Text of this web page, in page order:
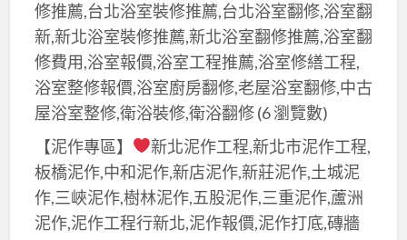
修推薦,台北浴室裝修推薦,台北浴室翻修,浴室翻
新,新北浴室裝修推薦,新北浴室翻修推薦,浴室翻
修費用,浴室報價,浴室工程推薦,浴室修繕工程,
浴室整修報價,浴室廚房翻修,老屋浴室翻修,中古
屋浴室整修,衛浴裝修,衛浴翻修(6 瀏覽數)
【泥作專區】
新北泥作工程,新北市泥作工程,
板橋泥作,中和泥作,新店泥作,新莊泥作,土城泥
作,三峽泥作,樹林泥作,五股泥作,三重泥作,蘆洲
泥作,泥作工程行新北,泥作報價,泥作打底,磚牆